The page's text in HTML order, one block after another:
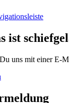
ist
uns mit einer E-